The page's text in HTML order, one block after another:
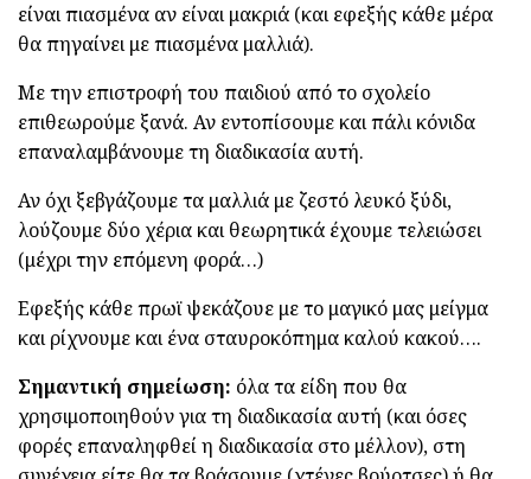
είναι πιασμένα αν είναι μακριά (και εφεξής κάθε μέρα
θα πηγαίνει με πιασμένα μαλλιά).
Με την επιστροφή του παιδιού από το σχολείο
επιθεωρούμε ξανά. Αν εντοπίσουμε και πάλι κόνιδα
επαναλαμβάνουμε τη διαδικασία αυτή.
Αν όχι ξεβγάζουμε τα μαλλιά με ζεστό λευκό ξύδι,
λούζουμε δύο χέρια και θεωρητικά έχουμε τελειώσει
(μέχρι την επόμενη φορά…)
Εφεξής κάθε πρωϊ ψεκάζουε με το μαγικό μας μείγμα
και ρίχνουμε και ένα σταυροκόπημα καλού κακού….
Σημαντική σημείωση: όλα τα είδη που θα
χρησιμοποιηθούν για τη διαδικασία αυτή (και όσες
φορές επαναληφθεί η διαδικασία στο μέλλον), στη